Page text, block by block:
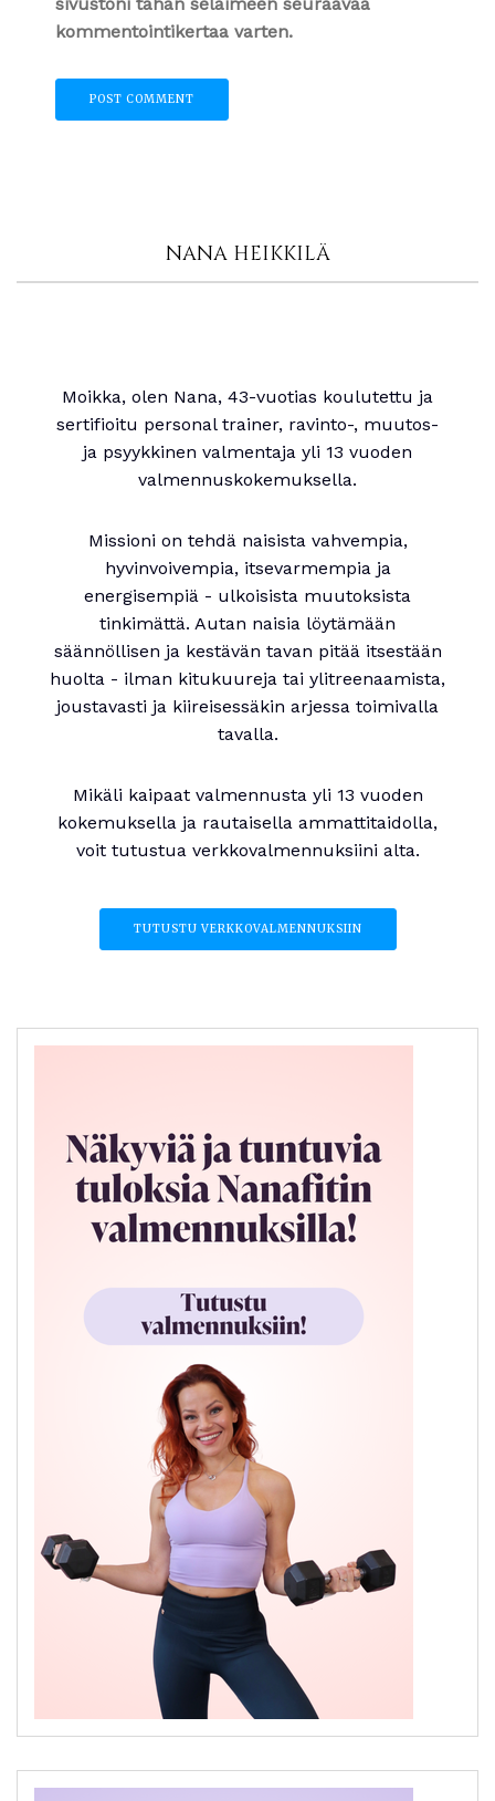
kommentointikertaa varten.
NANA HEIKKILÄ
Moikka, olen Nana, 43-vuotias koulutettu ja
sertifioitu personal trainer, ravinto-, muutos-
ja psyykkinen valmentaja yli 13 vuoden
valmennuskokemuksella.
Missioni on tehdä naisista vahvempia,
hyvinvoivempia, itsevarmempia ja
energisempiä - ulkoisista muutoksista
tinkimättä. Autan naisia löytämään
säännöllisen ja kestävän tavan pitää itsestään
huolta - ilman kitukuureja tai ylitreenaamista,
joustavasti ja kiireisessäkin arjessa toimivalla
tavalla.
Mikäli kaipaat valmennusta yli 13 vuoden
kokemuksella ja rautaisella ammattitaidolla,
voit tutustua verkkovalmennuksiini alta.
TUTUSTU VERKKOVALMENNUKSIIN